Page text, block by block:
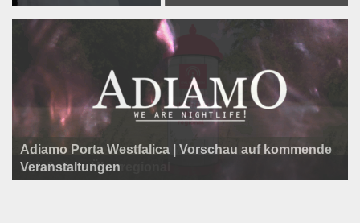
Programm der Komödie am Klosterplatz.
Litfaßsäule Überregional
Adiamo Porta Westfalica | Vorschau auf kommende
Veranstaltungen
Litfaßsäule Überregional
Litfaßsäule Überregional